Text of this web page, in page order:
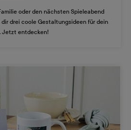
oder den nächsten Spieleabend
dir drei coole Gestaltungsideen für dein
Jetzt entdecken!